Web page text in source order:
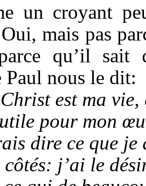
un croyant
mais pas
qu’il sait
Paul nous le dit:
est ma
pour mon
dire ce que je
côtés: j’ai le